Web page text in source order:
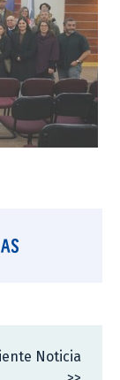
Noticia